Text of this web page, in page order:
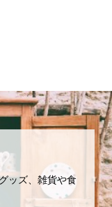
ッズ、雑貨や食